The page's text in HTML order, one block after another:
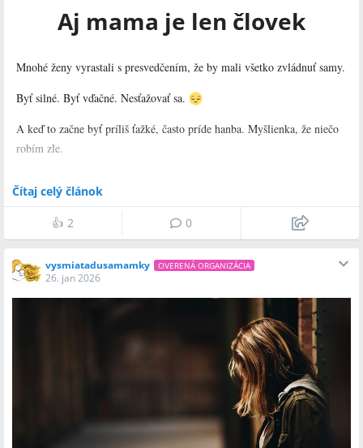
Aj mama je len človek
Mnohé ženy vyrastali s presvedčením, že by mali všetko zvládnuť samy.
Byť silné. Byť vďačné. Nesťažovať sa.
A keď to začne byť príliš ťažké, často príde hanba. Myšlienka, že niečo
robím zle.
Pravda je však iná.
Požiadať o pomoc či podporu neznamená, že sme zlyhali. Znamená to,
Aj vy môžete v bezpečnom priestore pocítiť, že ste videné a chápané.
Sme tu pre vás každý mesiac na online podpornej skupime. Sledujte
Čítaj celý článok
👍 2 0
vysmiatadusamamky OVERENÁ ORGANIZÁCIA
26. jan 2026